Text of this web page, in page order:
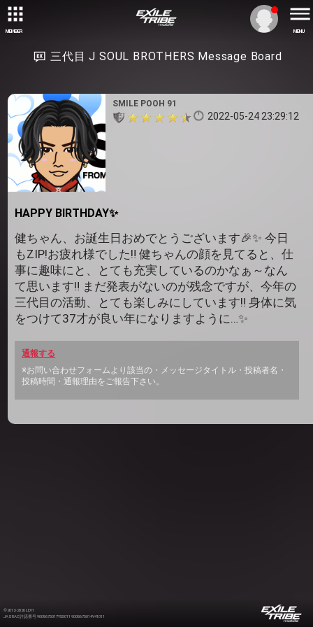
MEMBER MENU
三代目 J SOUL BROTHERS Message Board
SMILE POOH 91
2022-05-24 23:29:12
HAPPY BIRTHDAY✨
健ちゃん、お誕生日おめでとうございます🎉✨ 今日
もZIP!お疲れ様でした‼ 健ちゃんの顔を見てると、仕
事に趣味にと、とても充実しているのかなぁ～なん
て思います‼ まだ発表がないのが残念ですが、今年の
三代目の活動、とても楽しみにしています‼ 身体に気
をつけて37才が良い年になりますように…✨
通報する
※お問い合わせフォームより該当の・メッセージタイトル・投稿者名・
投稿時間・通報理由をご報告下さい。
©2012-2026 LDH
JASRAC許諾番号 9008675017Y55011 9008675014Y41011